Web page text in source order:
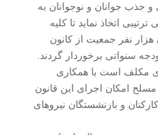
جذب جوانان و نوجوانان به
اتخاذ نماید تا کلیه
نفر جمعیت از کانون
سنواتی برخوردار گردند.
مکلف است با همکاری
مسلح امکان اجرای این قانون
و بازنشستگان نیروهای